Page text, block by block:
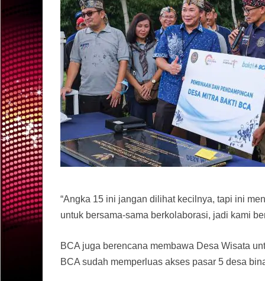
“Angka 15 ini jangan dilihat kecilnya, tapi ini
untuk bersama-sama berkolaborasi, jadi kami
BCA juga berencana membawa Desa Wisata
BCA sudah memperluas akses pasar 5 desa